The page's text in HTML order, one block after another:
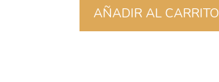
AÑADIR AL CARRITO